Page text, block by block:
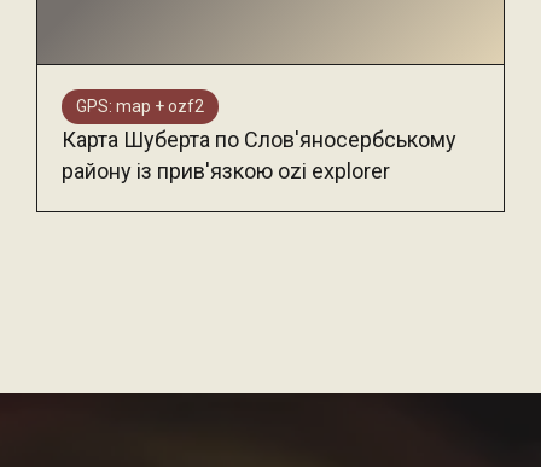
GPS: map + ozf2
Карта Шуберта по Слов'яносербському
району із прив'язкою ozi explorer